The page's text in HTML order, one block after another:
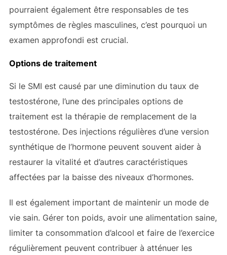
pourraient également être responsables de tes
symptômes de règles masculines, c’est pourquoi un
examen approfondi est crucial.
Options de traitement
Si le SMI est causé par une diminution du taux de
testostérone, l’une des principales options de
traitement est la thérapie de remplacement de la
testostérone. Des injections régulières d’une version
synthétique de l’hormone peuvent souvent aider à
restaurer la vitalité et d’autres caractéristiques
affectées par la baisse des niveaux d’hormones.
Il est également important de maintenir un mode de
vie sain. Gérer ton poids, avoir une alimentation saine,
limiter ta consommation d’alcool et faire de l’exercice
régulièrement peuvent contribuer à atténuer les